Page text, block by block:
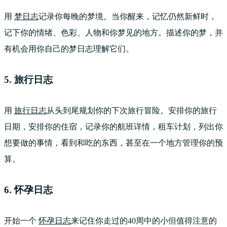
用 梦日志记录你每晚的梦境。当你醒来，记忆仍然新鲜时，
记下你的情绪、色彩、人物和你梦见的地方。描述你的梦，并
有机会用你自己的梦日志理解它们。
5. 旅行日志
用 旅行日志从头到尾规划你的下次旅行冒险。安排你的旅行
日期，安排你的住宿，记录你的航班详情，租车计划，列出你
想要做的事情，看到和吃的东西，甚至在一个地方管理你的预
算。
6. 怀孕日志
开始一个怀孕日志来记住你走过的40周中的小但值得注意的